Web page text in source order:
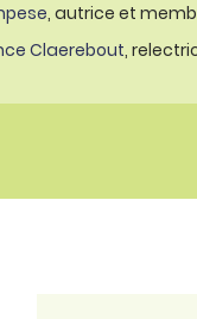
, autrice et
Claerebout,